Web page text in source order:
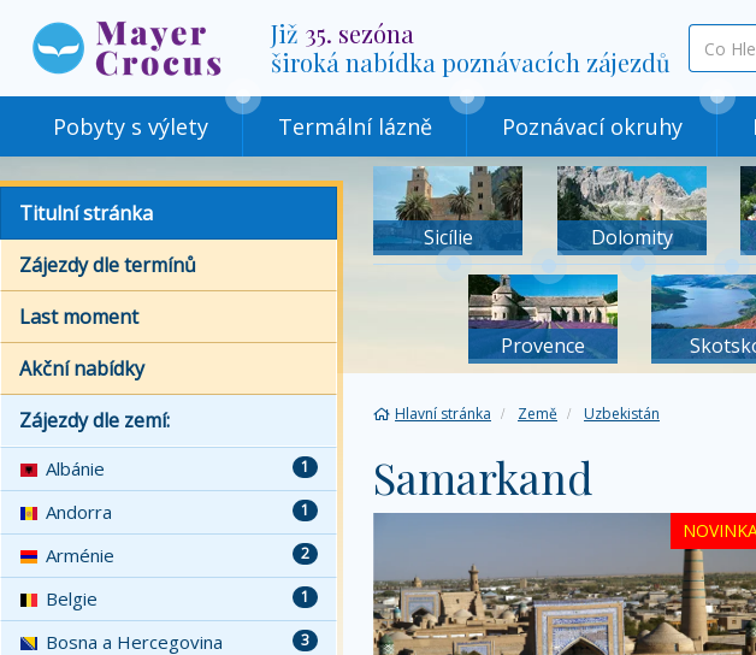
Již 35. sezóna
široká nabídka poznávacích zájezdů
co
hledáte
Pobyty s výlety Termální lázně Poznávací okruhy
Sicílie Dolomity
Provence
Hlavní stránka Země Uzbekistán
Samarkand
Titulní stránka
Zájezdy dle termínů
Last moment
Akční nabídky
Zájezdy dle zemí:
1
Albánie
1
Andorra
2
Arménie
1
Belgie
3
Bosna a Hercegovina